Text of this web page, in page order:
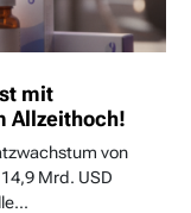
mit
Allzeithoch!
von
Mrd. USD